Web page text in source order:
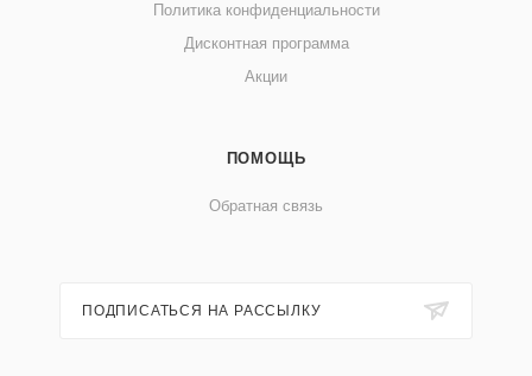
Политика конфиденциальности
Дисконтная программа
Акции
ПОМОЩЬ
Обратная связь
ПОДПИСАТЬСЯ НА РАССЫЛКУ